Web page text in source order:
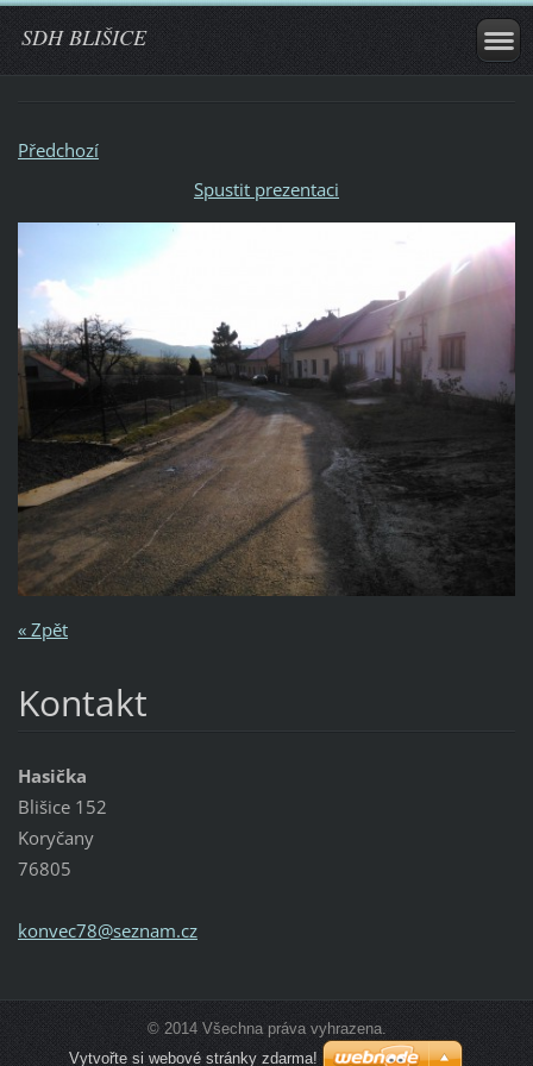
SDH BLIŠICE
Předchozí
Spustit prezentaci
« Zpět
Kontakt
Hasička
Blišice 152
Koryčany
76805
konvec78@seznam.cz
© 2014 Všechna práva vyhrazena.
Vytvořte si webové stránky zdarma!